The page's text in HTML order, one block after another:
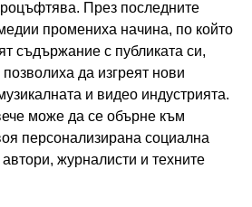
През последните
промениха начина, по който
съдържание с публиката си,
да изгреят нови
и видео индустрията.
може да се обърне към
персонализирана социална
журналисти и техните